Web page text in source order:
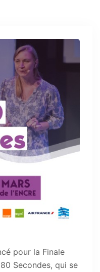
pour la Finale
Secondes, qui se